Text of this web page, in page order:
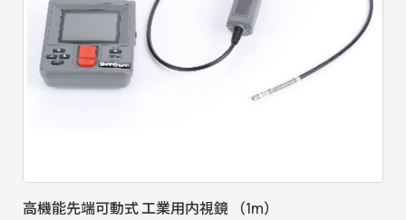
高機能先端可動式 工業用内視鏡 （1m）